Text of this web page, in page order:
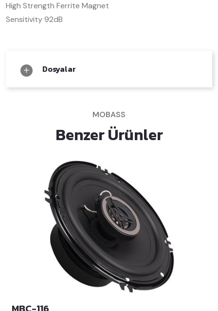
High Strength Ferrite Magnet
Sensitivity 92dB
Dosyalar
MOBASS
Benzer Ürünler